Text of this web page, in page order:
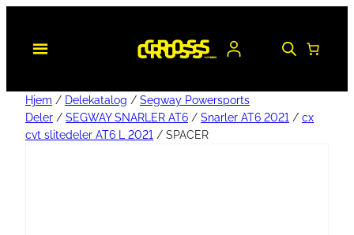
Hjem / Delekatalog / Segway Powersports
Deler / SEGWAY SNARLER AT6 / Snarler AT6 2021 / cx
cvt slitedeler AT6 L 2021 / SPACER